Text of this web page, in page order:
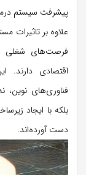
پیشرفت سیستم
علاوه بر تاثیرات
فرصت‌های شغلی
اقتصادی دارند.
فناوری‌های
بلکه با ایجاد
دست آورده‌اند.